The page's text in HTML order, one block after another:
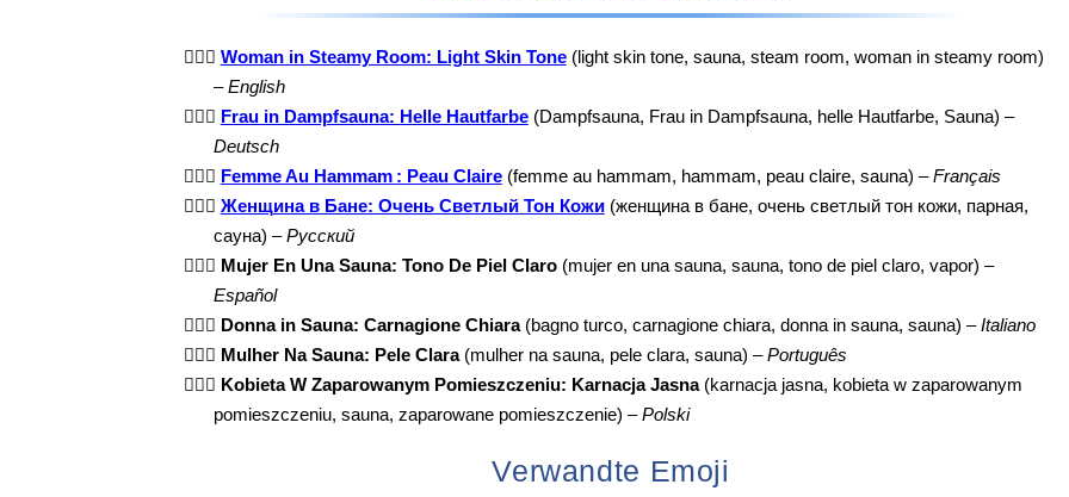
🧖🏻‍♀️ Woman in Steamy Room: Light Skin Tone(light skin tone, sauna, steam room, woman in steamy room)
–English
🧖🏻‍♀️ Frau in Dampfsauna: Helle Hautfarbe(Dampfsauna, Frau in Dampfsauna, helle Hautfarbe, Sauna) –
Deutsch
🧖🏻‍♀️ Femme Au Hammam : Peau Claire(femme au hammam, hammam, peau claire, sauna) –Français
🧖🏻‍♀️ Женщина в Бане: Очень Светлый Тон Кожи(женщина в бане, очень светлый тон кожи, парная,
сауна) –Русский
🧖🏻‍♀️ Mujer En Una Sauna: Tono De Piel Claro(mujer en una sauna, sauna, tono de piel claro, vapor) –
Español
🧖🏻‍♀️ Donna in Sauna: Carnagione Chiara(bagno turco, carnagione chiara, donna in sauna, sauna) –Italiano
🧖🏻‍♀️ Mulher Na Sauna: Pele Clara(mulher na sauna, pele clara, sauna) –Português
🧖🏻‍♀️ Kobieta W Zaparowanym Pomieszczeniu: Karnacja Jasna(karnacja jasna, kobieta w zaparowanym
pomieszczeniu, sauna, zaparowane pomieszczenie) –Polski
Verwandte Emoji